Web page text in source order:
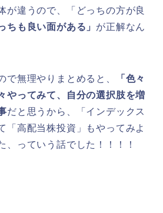
が違うので、「どっちの方が良
ちも良い面がある」 が正解なん
で無理やりまとめると、
「色々
やってみて、自分の選択肢を増
だと思うから、「インデックス
「高配当株投資」もやってみよ
、っていう話でした！！！！